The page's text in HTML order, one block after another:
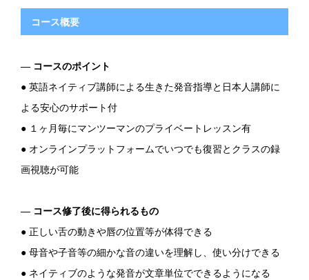
コース概要
― コースのポイント
● 英語ネイティブ講師による生きた発音指導と日本人講師に
よる安心のサポート付
● １ヶ月毎にマンツーマンのプライベートレッスン有
● オンラインプラットフォームでいつでも復習とクラスの録
画視聴が可能
― コース修了後に得られるもの
● 正しい舌の動きや唇の位置等が体得できる
● 母音や子音等の細かな音の違いを理解し、使い分けできる
● ネイティブのような発音が文章単位でできるようになる